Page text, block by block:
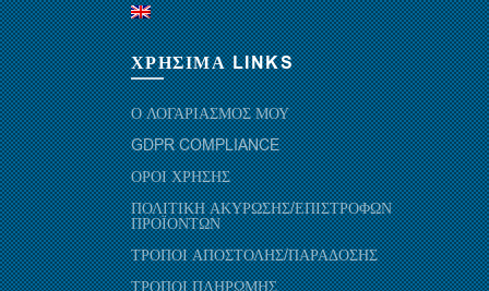
ΧΡΗΣΙΜΑ LINKS
Ο ΛΟΓΑΡΙΑΣΜΟΣ ΜΟΥ
GDPR COMPLIANCE
ΟΡΟΙ ΧΡΗΣΗΣ
ΠΟΛΙΤΙΚΗ ΑΚΥΡΩΣΗΣ/ΕΠΙΣΤΡΟΦΩΝ
ΠΡΟΪΟΝΤΩΝ
ΤΡΟΠΟΙ ΑΠΟΣΤΟΛΗΣ/ΠΑΡΑΔΟΣΗΣ
ΤΡΟΠΟΙ ΠΛΗΡΩΜΗΣ